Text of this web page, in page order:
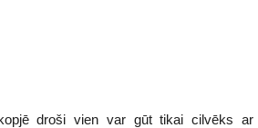
droši vien var gūt tikai cilvēks ar